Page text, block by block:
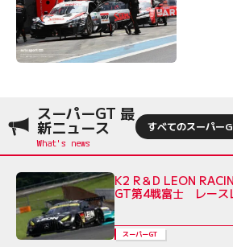
スーパーGT 最
新ニュース すべてのスーパー
K2 R＆D LEON
GT第4戦富士 レース
スーパーGT